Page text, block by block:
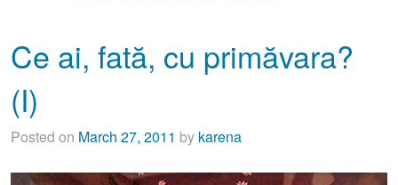
Ce ai, fată, cu primăvara?
(I)
Posted on March 27, 2011 by karena